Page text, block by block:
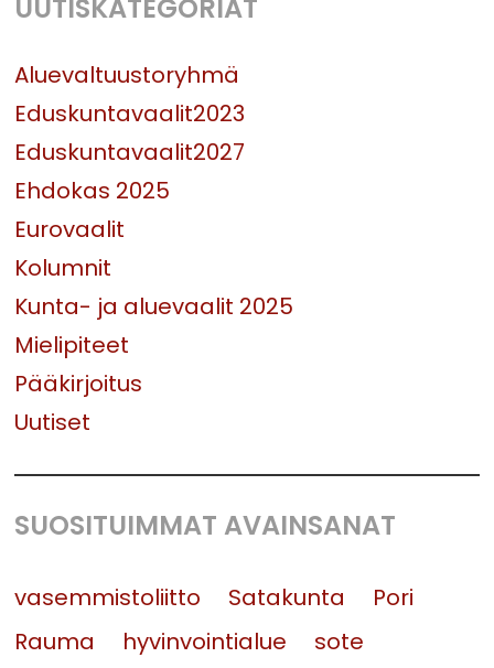
UUTISKATEGORIAT
Aluevaltuustoryhmä
Eduskuntavaalit2023
Eduskuntavaalit2027
Ehdokas 2025
Eurovaalit
Kolumnit
Kunta- ja aluevaalit 2025
Mielipiteet
Pääkirjoitus
Uutiset
SUOSITUIMMAT AVAINSANAT
vasemmistoliitto Satakunta
Pori
Rauma
hyvinvointialue
sote